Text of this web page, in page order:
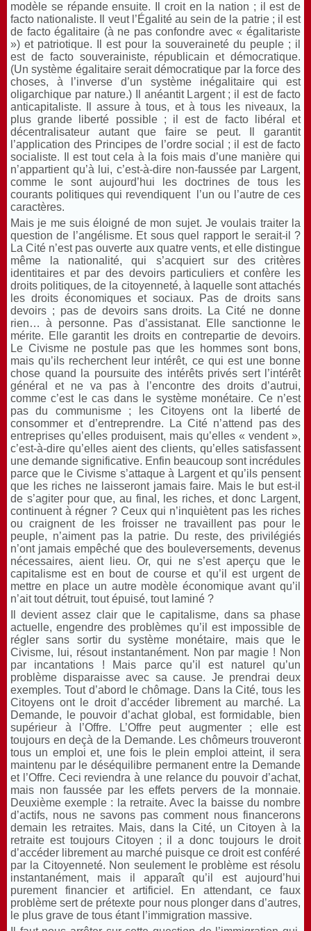
modèle se répande ensuite. Il croit en la nation ; il est de
facto nationaliste. Il veut l’Égalité au sein de la patrie ; il est
de facto égalitaire (à ne pas confondre avec « égalitariste
») et patriotique. Il est pour la souveraineté du peuple ; il
est de facto souverainiste, républicain et démocratique.
(Un système égalitaire serait démocratique par la force des
choses, à l’inverse d’un système inégalitaire qui est
oligarchique par nature.) Il anéantit Largent ; il est de facto
anticapitaliste. Il assure à tous, et à tous les niveaux, la
plus grande liberté possible ; il est de facto libéral et
décentralisateur autant que faire se peut. Il garantit
l’application des Principes de l’ordre social ; il est de facto
socialiste. Il est tout cela à la fois mais d’une manière qui
n’appartient qu’à lui, c’est-à-dire non-faussée par Largent,
comme le sont aujourd’hui les doctrines de tous les
courants politiques qui revendiquent l’un ou l’autre de ces
caractères.
Mais je me suis éloigné de mon sujet. Je voulais traiter la
question de l’angélisme. Et sous quel rapport le serait-il ?
La Cité n’est pas ouverte aux quatre vents, et elle distingue
même la nationalité, qui s’acquiert sur des critères
identitaires et par des devoirs particuliers et confère les
droits politiques, de la citoyenneté, à laquelle sont attachés
les droits économiques et sociaux. Pas de droits sans
devoirs ; pas de devoirs sans droits. La Cité ne donne
rien… à personne. Pas d’assistanat. Elle sanctionne le
mérite. Elle garantit les droits en contrepartie de devoirs.
Le Civisme ne postule pas que les hommes sont bons,
mais qu’ils recherchent leur intérêt, ce qui est une bonne
chose quand la poursuite des intérêts privés sert l’intérêt
général et ne va pas à l’encontre des droits d’autrui,
comme c’est le cas dans le système monétaire. Ce n’est
pas du communisme ; les Citoyens ont la liberté de
consommer et d’entreprendre. La Cité n’attend pas des
entreprises qu’elles produisent, mais qu’elles « vendent »,
c’est-à-dire qu’elles aient des clients, qu’elles satisfassent
une demande significative. Enfin beaucoup sont incrédules
parce que le Civisme s’attaque à Largent et qu’ils pensent
que les riches ne laisseront jamais faire. Mais le but est-il
de s’agiter pour que, au final, les riches, et donc Largent,
continuent à régner ? Ceux qui n’inquiètent pas les riches
ou craignent de les froisser ne travaillent pas pour le
peuple, n’aiment pas la patrie. Du reste, des privilégiés
n’ont jamais empêché que des bouleversements, devenus
nécessaires, aient lieu. Or, qui ne s’est aperçu que le
capitalisme est en bout de course et qu’il est urgent de
mettre en place un autre modèle économique avant qu’il
n’ait tout détruit, tout épuisé, tout laminé ?
Il devient assez clair que le capitalisme, dans sa phase
actuelle, engendre des problèmes qu’il est impossible de
régler sans sortir du système monétaire, mais que le
Civisme, lui, résout instantanément. Non par magie ! Non
par incantations ! Mais parce qu’il est naturel qu’un
problème disparaisse avec sa cause. Je prendrai deux
exemples. Tout d’abord le chômage. Dans la Cité, tous les
Citoyens ont le droit d’accéder librement au marché. La
Demande, le pouvoir d’achat global, est formidable, bien
supérieur à l’Offre. L’Offre peut augmenter ; elle est
toujours en deçà de la Demande. Les chômeurs trouveront
tous un emploi et, une fois le plein emploi atteint, il sera
maintenu par le déséquilibre permanent entre la Demande
et l’Offre. Ceci reviendra à une relance du pouvoir d’achat,
mais non faussée par les effets pervers de la monnaie.
Deuxième exemple : la retraite. Avec la baisse du nombre
d’actifs, nous ne savons pas comment nous financerons
demain les retraites. Mais, dans la Cité, un Citoyen à la
retraite est toujours Citoyen ; il a donc toujours le droit
d’accéder librement au marché puisque ce droit est conféré
par la Citoyenneté. Non seulement le problème est résolu
instantanément, mais il apparaît qu’il est aujourd’hui
purement financier et artificiel. En attendant, ce faux
problème sert de prétexte pour nous plonger dans d’autres,
le plus grave de tous étant l’immigration massive.